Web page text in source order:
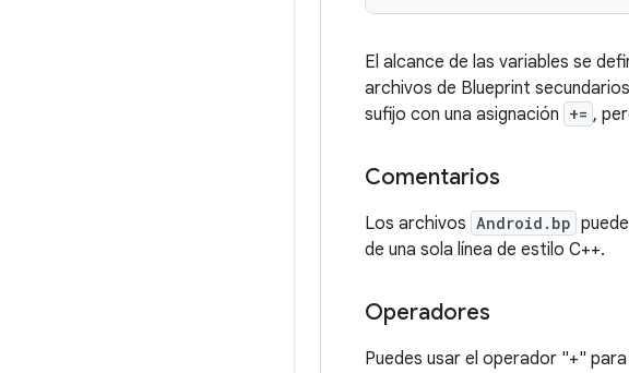
El alcance de las variables se
archivos de Blueprint
sufijo con una asignación += ,
Comentarios
Los archivos Android.bp
de una sola línea de estilo C++.
Operadores
Puedes usar el operador "+"